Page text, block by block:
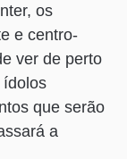
os
e centro-
ver de perto
ídolos
que serão
a